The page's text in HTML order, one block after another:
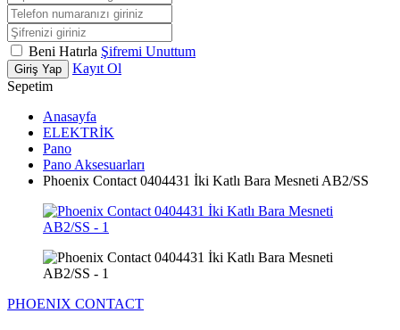
Beni Hatırla Şifremi Unuttum
Giriş Yap
Kayıt Ol
Sepetim
Anasayfa
ELEKTRİK
Pano
Pano Aksesuarları
Phoenix Contact 0404431 İki Katlı Bara Mesneti AB2/SS
PHOENIX CONTACT